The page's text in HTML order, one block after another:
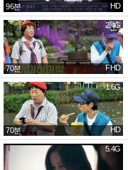
96분 HD
2.4G
70분 FHD
1.6G
70분 HD
5.4G